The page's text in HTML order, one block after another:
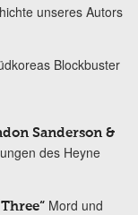
unseres Autors
Blockbuster
Sanderson &
des Heyne
Mord und